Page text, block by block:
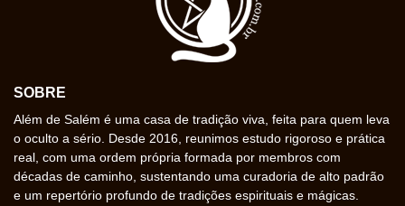
SOBRE
Além de Salém é uma casa de tradição viva, feita para quem leva
o oculto a sério. Desde 2016, reunimos estudo rigoroso e prática
real, com uma ordem própria formada por membros com
décadas de caminho, sustentando uma curadoria de alto padrão
e um repertório profundo de tradições espirituais e mágicas.